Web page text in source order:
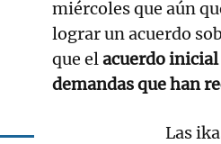
miércoles que aún
lograr un acuerdo
que elacuerdo inicial
demandas que han
Las